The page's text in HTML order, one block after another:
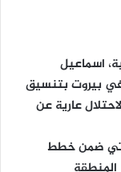
اسماعيل
في بيروت بتنسيق
عارية عن
تأتي ضمن خطط